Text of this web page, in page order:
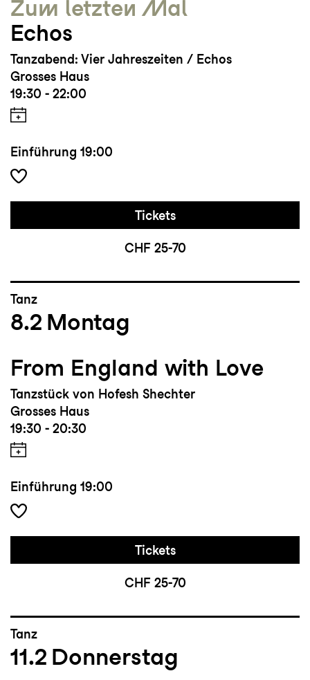
Zum letzten Mal
Echos
Tanzabend: Vier Jahreszeiten / Echos
Grosses Haus
19:30 - 22:00
Einführung 19:00
Tickets
CHF 25-70
Tanz
8.2 Montag
From England with Love
Tanzstück von Hofesh Shechter
Grosses Haus
19:30 - 20:30
Einführung 19:00
Tickets
CHF 25-70
Tanz
11.2 Donnerstag